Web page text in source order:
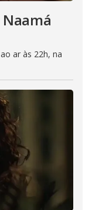
ar às 22h, na